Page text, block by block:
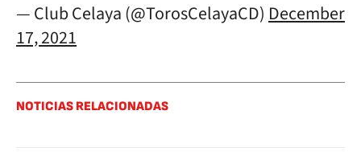
— Club Celaya (@TorosCelayaCD) December
17, 2021
NOTICIAS RELACIONADAS